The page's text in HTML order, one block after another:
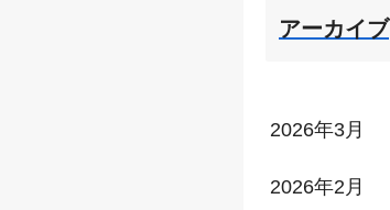
アーカイブ
2026年3月
2026年2月